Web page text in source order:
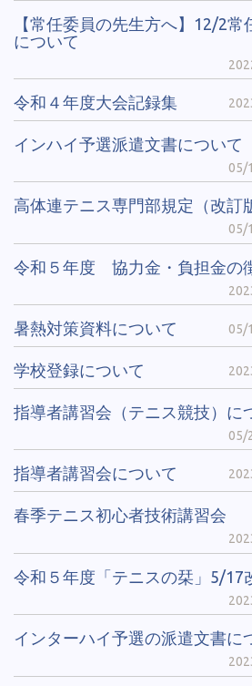
【常任委員の先生方へ】12/2
について
令和４年度大会記録集
インハイ予選派遣文書について
05/
高体連テニス専門部規定（改訂
05/
令和５年度 協力金・負担金の
暑熱対策資料について 05/
学校登録について
指導者講習会（テニス競技）に
05/
指導者講習会について
春季テニス初心者技術講習会
令和５年度「テニスの栞」5/17
インターハイ予選の派遣文書に